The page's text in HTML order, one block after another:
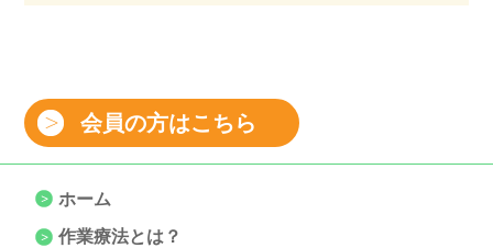
会員の方はこちら
ホーム
作業療法とは？